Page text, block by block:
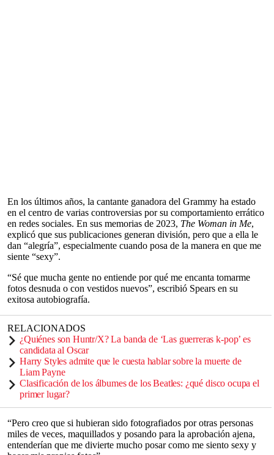
En los últimos años, la cantante ganadora del Grammy ha estado
en el centro de varias controversias por su comportamiento errático
en redes sociales. En sus memorias de 2023, The Woman in Me,
explicó que sus publicaciones generan división, pero que a ella le
dan “alegría”, especialmente cuando posa de la manera en que me
siente “sexy”.
“Sé que mucha gente no entiende por qué me encanta tomarme
fotos desnuda o con vestidos nuevos”, escribió Spears en su
exitosa autobiografía.
RELACIONADOS
¿Quiénes son Huntr/X? La banda de ‘Las guerreras k-pop’ es
candidata al Oscar
Harry Styles admite que le cuesta hablar sobre la muerte de
Liam Payne
Clasificación de los álbumes de los Beatles: ¿qué disco ocupa el
primer lugar?
“Pero creo que si hubieran sido fotografiados por otras personas
miles de veces, maquillados y posando para la aprobación ajena,
entenderían que me divierte mucho posar como me siento sexy y